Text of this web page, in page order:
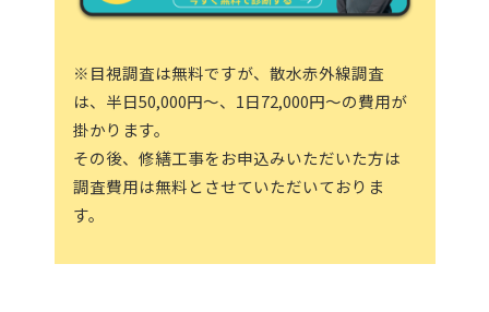
※目視調査は無料ですが、散水赤外線調査
は、半日50,000円～、1日72,000円～の費用が
掛かります。
その後、修繕工事をお申込みいただいた方は
調査費用は無料とさせていただいておりま
す。